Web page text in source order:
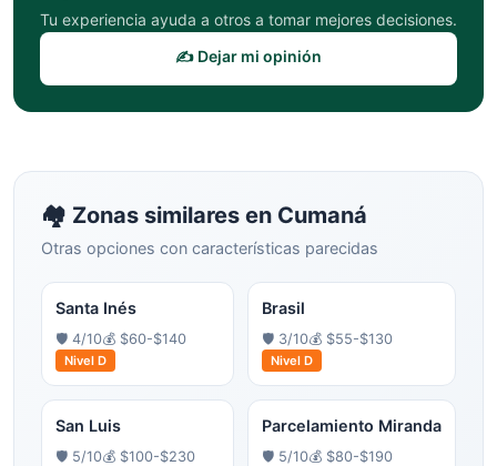
Tu experiencia ayuda a otros a tomar mejores decisiones.
✍️ Dejar mi opinión
🏘️ Zonas similares en Cumaná
Otras opciones con características parecidas
Santa Inés
🛡️ 4/10💰 $60-$140
Nivel D
Brasil
🛡️ 3/10💰 $55-$130
Nivel D
San Luis
🛡️ 5/10💰 $100-$230
Parcelamiento Miranda
🛡️ 5/10💰 $80-$190